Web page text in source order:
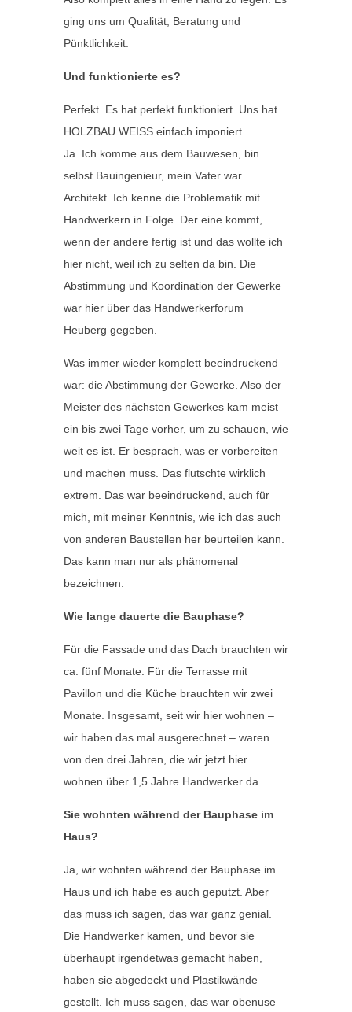
ging uns um Qualität, Beratung und
Pünktlichkeit.
Und funktionierte es?
Perfekt. Es hat perfekt funktioniert. Uns hat
HOLZBAU WEISS einfach imponiert.
Ja. Ich komme aus dem Bauwesen, bin
selbst Bauingenieur, mein Vater war
Architekt. Ich kenne die Problematik mit
Handwerkern in Folge. Der eine kommt,
wenn der andere fertig ist und das wollte ich
hier nicht, weil ich zu selten da bin. Die
Abstimmung und Koordination der Gewerke
war hier über das Handwerkerforum
Heuberg gegeben.
Was immer wieder komplett beeindruckend
war: die Abstimmung der Gewerke. Also der
Meister des nächsten Gewerkes kam meist
ein bis zwei Tage vorher, um zu schauen, wie
weit es ist. Er besprach, was er vorbereiten
und machen muss. Das flutschte wirklich
extrem. Das war beeindruckend, auch für
mich, mit meiner Kenntnis, wie ich das auch
von anderen Baustellen her beurteilen kann.
Das kann man nur als phänomenal
bezeichnen.
Wie lange dauerte die Bauphase?
Für die Fassade und das Dach brauchten wir
ca. fünf Monate. Für die Terrasse mit
Pavillon und die Küche brauchten wir zwei
Monate. Insgesamt, seit wir hier wohnen –
wir haben das mal ausgerechnet – waren
von den drei Jahren, die wir jetzt hier
wohnen über 1,5 Jahre Handwerker da.
Sie wohnten während der Bauphase im
Haus?
Ja, wir wohnten während der Bauphase im
Haus und ich habe es auch geputzt. Aber
das muss ich sagen, das war ganz genial.
Die Handwerker kamen, und bevor sie
überhaupt irgendetwas gemacht haben,
haben sie abgedeckt und Plastikwände
gestellt. Ich muss sagen, das war obenuse